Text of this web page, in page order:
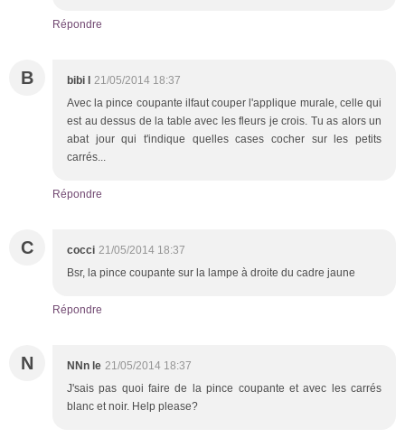
Répondre
B bibi l 21/05/2014 18:37
Avec la pince coupante ilfaut couper l'applique murale, celle qui
est au dessus de la table avec les fleurs je crois. Tu as alors un
abat jour qui t'indique quelles cases cocher sur les petits
carrés...
Répondre
C cocci 21/05/2014 18:37
Bsr, la pince coupante sur la lampe à droite du cadre jaune
Répondre
N NNn le 21/05/2014 18:37
J'sais pas quoi faire de la pince coupante et avec les carrés
blanc et noir. Help please?